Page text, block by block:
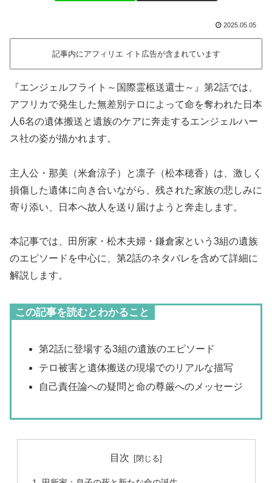
2025.05.05
記事内にアフィリエ イト広告が含まれています
『エンジェルフライト～国際霊柩送還士～』第2話では、
アフリカで発生した無差別テロによって命を奪われた日本
人6名の遺体搬送と遺族のケアに奔走するエンジェルハー
ス社の姿が描かれます。
主人公・那美（米倉涼子）と凛子（松本穂香）は、激しく
損傷した遺体に向き合いながら、残された家族の悲しみに
寄り添い、日本へ故人を送り届けようと奔走します。
本記事では、田所家・松木夫婦・鎌倉家という3組の遺族
のエピソードを中心に、第2話のネタバレを含めて詳細に
解説します。
この記事を読むとわかること
第2話に登場する3組の遺族のエピソード
テロ被害と遺体搬送の現場でのリアルな描写
自己責任論への疑問と命の尊厳へのメッセージ
目次